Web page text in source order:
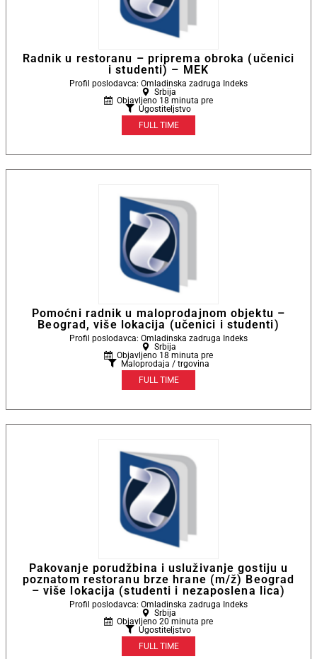
Radnik u restoranu – priprema obroka (učenici
i studenti) – MEK
Profil poslodavca: Omladinska zadruga Indeks
Srbija
Objavljeno 18 minuta pre
Ugostiteljstvo
FULL TIME
Pomoćni radnik u maloprodajnom objektu –
Beograd, više lokacija (učenici i studenti)
Profil poslodavca: Omladinska zadruga Indeks
Srbija
Objavljeno 18 minuta pre
Maloprodaja / trgovina
FULL TIME
Pakovanje porudžbina i usluživanje gostiju u
poznatom restoranu brze hrane (m/ž) Beograd
– više lokacija (studenti i nezaposlena lica)
Profil poslodavca: Omladinska zadruga Indeks
Srbija
Objavljeno 20 minuta pre
Ugostiteljstvo
FULL TIME